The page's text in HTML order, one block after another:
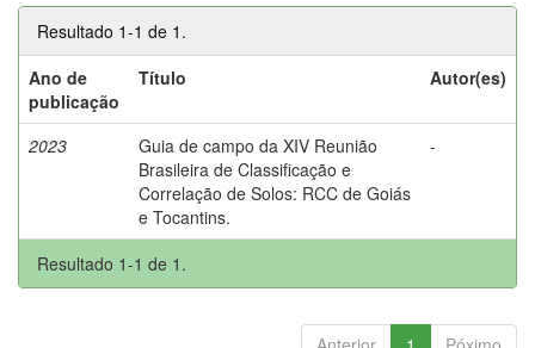
Resultado 1-1 de 1.
Ano de
publicação
Título Autor(es)
2023
Guia de campo da XIV Reunião
Brasileira de Classificação e
Correlação de Solos: RCC de Goiás
e Tocantins.
-
Resultado 1-1 de 1.